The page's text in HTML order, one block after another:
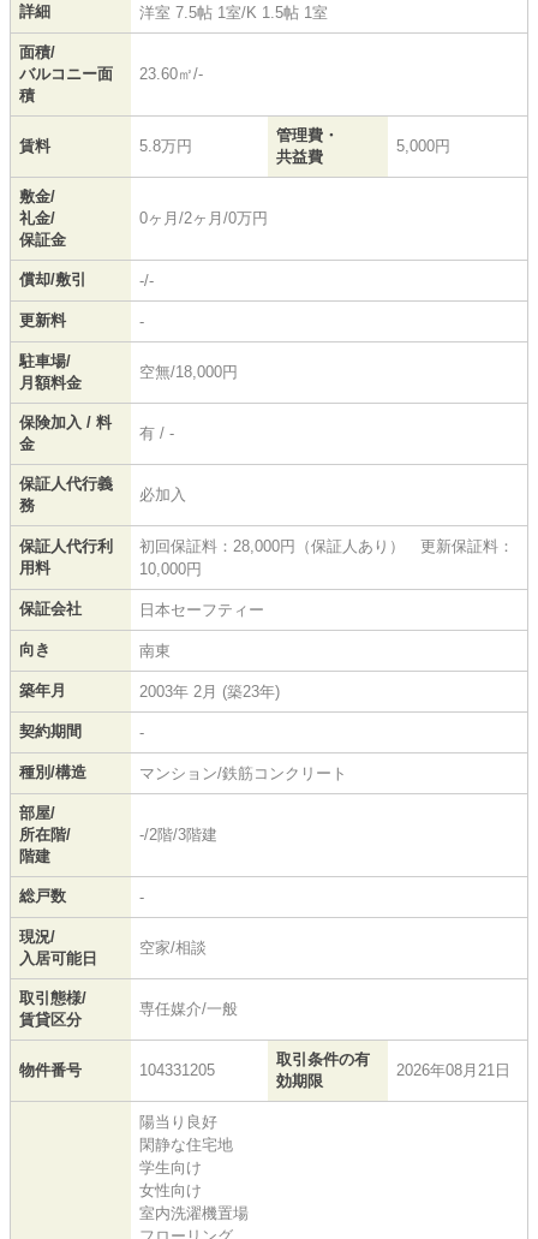
詳細
洋室 7.5帖 1室/K 1.5帖 1室
面積/
バルコニー面
積
23.60㎡/-
賃料 5.8万円
管理費・
共益費
5,000円
敷金/
礼金/
保証金
0ヶ月/2ヶ月/0万円
償却/敷引 -/-
更新料 -
駐車場/
月額料金
空無/18,000円
保険加入 / 料
金
有 / -
保証人代行義
務
必加入
保証人代行利
用料
初回保証料：28,000円（保証人あり） 更新保証料：
10,000円
保証会社 日本セーフティー
向き 南東
築年月 2003年 2月 (築23年)
契約期間 -
種別/構造 マンション/鉄筋コンクリート
部屋/
所在階/
階建
-/2階/3階建
総戸数 -
現況/
入居可能日
空家/相談
取引態様/
賃貸区分
専任媒介/一般
物件番号 104331205
取引条件の有
効期限
2026年08月21日
陽当り良好
閑静な住宅地
学生向け
女性向け
室内洗濯機置場